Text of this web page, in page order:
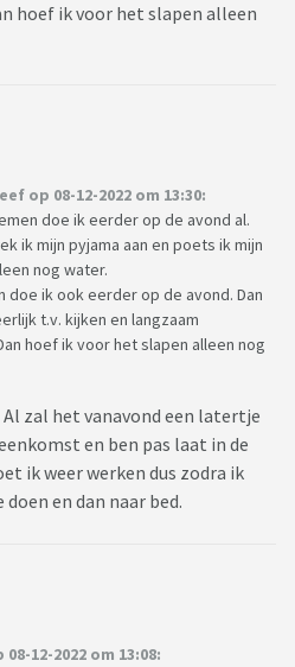
hoef ik voor het slapen alleen
op 08-12-2022 om 13:30:
doe ik eerder op de avond al.
ik mijn pyjama aan en poets ik mijn
nog water.
doe ik ook eerder op de avond. Dan
t.v. kijken en langzaam
hoef ik voor het slapen alleen nog
Al zal het vanavond een latertje
en ben pas laat in de
ik weer werken dus zodra ik
en dan naar bed.
12-2022 om 13:08: